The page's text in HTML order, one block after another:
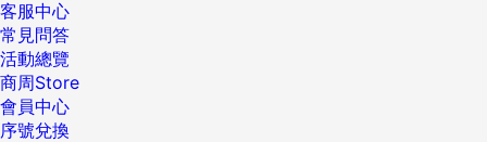
客服中心
常見問答
活動總覽
商周Store
會員中心
序號兌換